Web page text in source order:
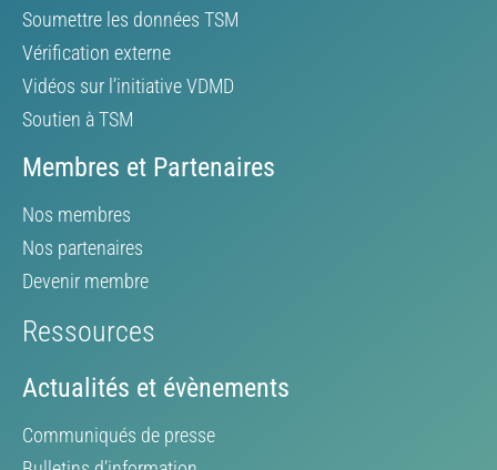
Soumettre les données TSM
Vérification externe
Vidéos sur l’initiative VDMD
Soutien à TSM
Membres et Partenaires
Nos membres
Nos partenaires
Devenir membre
Ressources
Actualités et évènements
Communiqués de presse